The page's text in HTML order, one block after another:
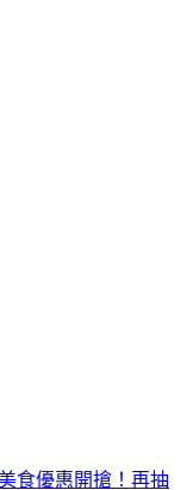
優惠券